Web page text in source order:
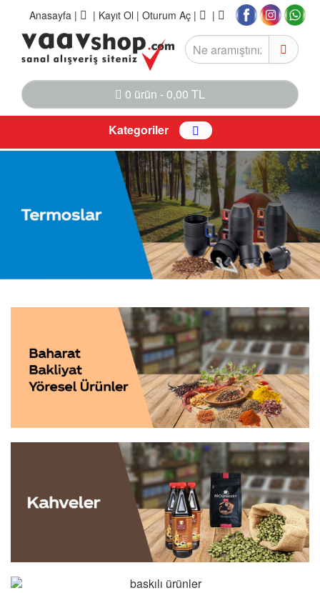
Anasayfa | | Kayıt Ol | Oturum Aç | |
0 ürün - 0,00 TL
Kategoriler